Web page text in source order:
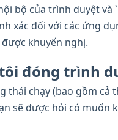
bộ của trình duyệt và
xác đối với các ứng
khuyến nghị.
đóng trình
thái chạy (bao gồm
sẽ được hỏi có